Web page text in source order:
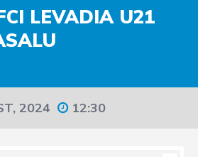
LEVADIA U21
2024 12:30